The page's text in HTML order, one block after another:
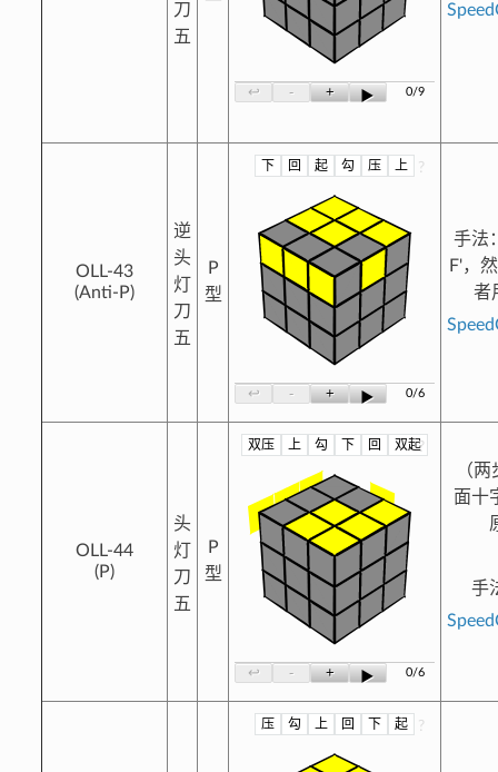
刀
五
↩ - + ▶ 0/9
OLL-43
(Anti-P)
逆
头
灯
刀
五
P
型
下 回 起 勾 压 上 ?
↩ - + ▶ 0/6
手法
F'，
者
OLL-44
(P)
头
灯
刀
五
P
型
双压 上 勾 下 回 双起?
↩ - + ▶ 0/6
（
面十
手
压 勾 上 回 下 起 ?